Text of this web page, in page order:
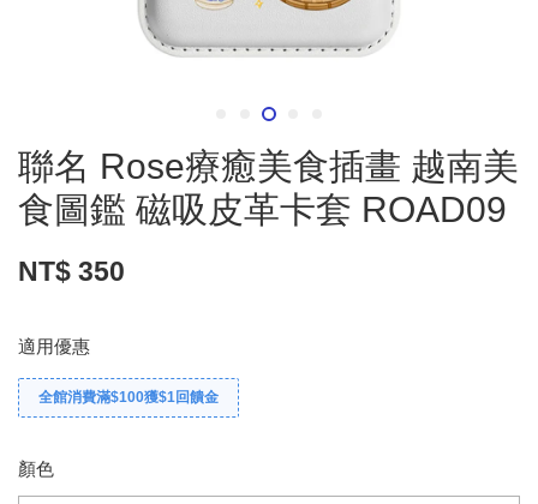
聯名 Rose療癒美食插畫 越南美
食圖鑑 磁吸皮革卡套 ROAD09
NT$ 350
適用優惠
全館消費滿$100獲$1回饋金
顏色